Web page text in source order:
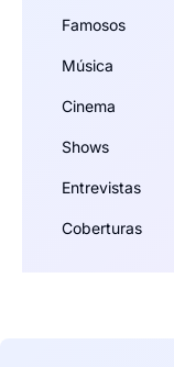
Famosos
Música
Cinema
Shows
Entrevistas
Coberturas